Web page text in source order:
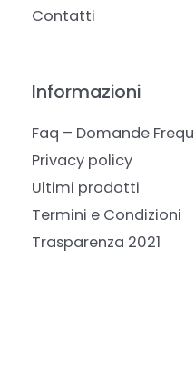
Contatti
Informazioni
Faq – Domande
Privacy policy
Ultimi prodotti
Termini e Condizioni
Trasparenza 2021